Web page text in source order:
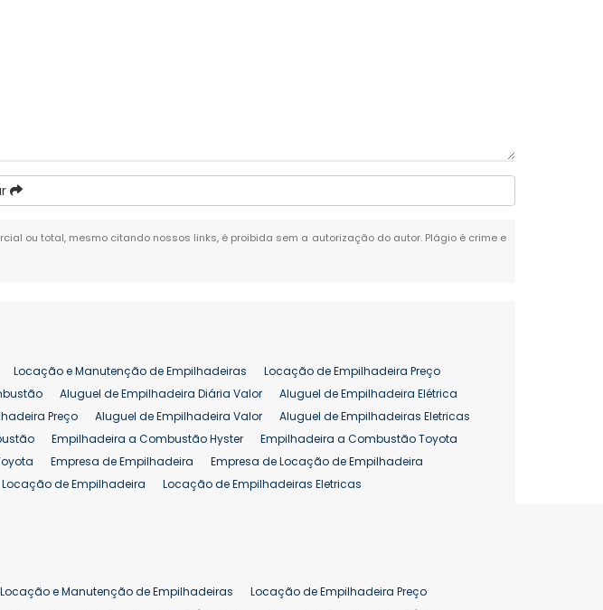
ou total, mesmo citando nossos links, é proibida sem a autorização do autor. Plágio é crime e
Locação e Manutenção de Empilhadeiras
Locação de Empilhadeira Preço
Aluguel de Empilhadeira Diária Valor
Aluguel de Empilhadeira Elétrica
Preço Aluguel de Empilhadeira Valor
Aluguel de Empilhadeiras Eletricas
Empilhadeira a Combustão Hyster
Empilhadeira a Combustão Toyota
Empresa de Empilhadeira
Empresa de Locação de Empilhadeira
Locação de Empilhadeira
Locação de Empilhadeiras Eletricas
25 ton Empilhadeira a Combustão 25 ton
Preço de Empilhadeira 25 ton
Locação e Manutenção de Empilhadeiras
Locação de Empilhadeira Preço